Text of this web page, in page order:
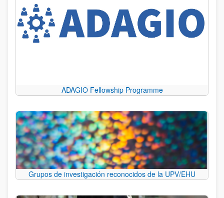
ADAGIO Fellowship Programme
Grupos de investigación reconocidos de la UPV/EHU